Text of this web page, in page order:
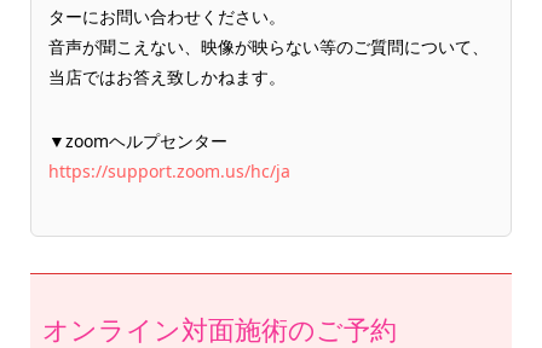
ターにお問い合わせください。
音声が聞こえない、映像が映らない等のご質問について、
当店ではお答え致しかねます。
▼zoomヘルプセンター
https://support.zoom.us/hc/ja
オンライン対面施術のご予約